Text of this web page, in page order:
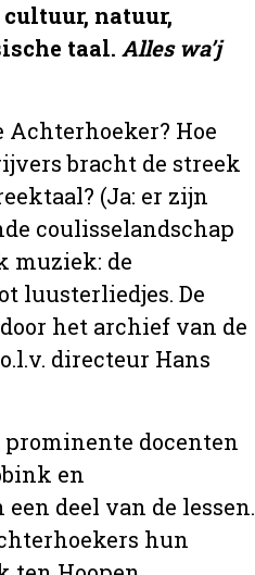
natuur,
taal. Alles wa’j
Hoe
bracht de streek
(Ja: er zijn
coulisselandschap
muziek: de
luusterliedjes. De
het archief van de
directeur Hans
prominente docenten
en
deel van de lessen.
hun